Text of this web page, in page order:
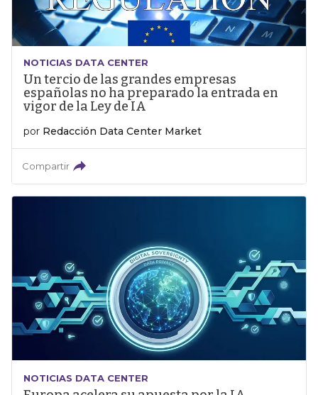
NOTICIAS DATA CENTER
Un tercio de las grandes empresas
españolas no ha preparado la entrada en
vigor de la Ley de IA
por Redacción Data Center Market
Compartir
NOTICIAS DATA CENTER